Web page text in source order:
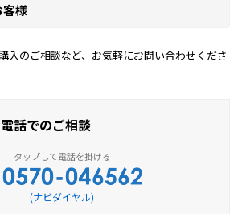
客様
入のご相談など、お気軽にお問い合わせくださ
話でのご相談
(ナビダイヤル)